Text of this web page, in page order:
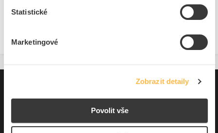
Statistické
Marketingové
Zobrazit detaily
Povolit vše
O nás